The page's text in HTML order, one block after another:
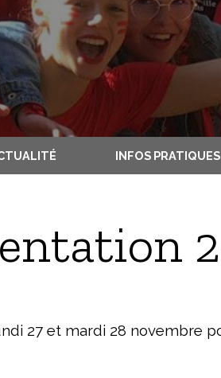
INFOS PRATIQUES
27 et mardi 28 novembre